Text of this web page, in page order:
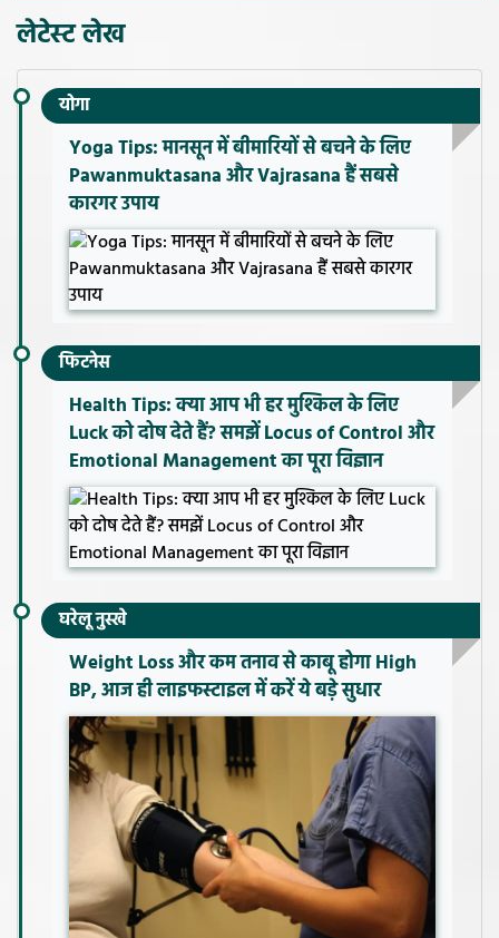
लेटेस्ट लेख
योगा
Yoga Tips: मानसून में बीमारियों से बचने के लिए
Pawanmuktasana और Vajrasana हैं सबसे
कारगर उपाय
फिटनेस
Health Tips: क्या आप भी हर मुश्किल के लिए
Luck को दोष देते हैं? समझें Locus of Control और
Emotional Management का पूरा विज्ञान
घरेलू नुस्खे
Weight Loss और कम तनाव से काबू होगा High
BP, आज ही लाइफस्टाइल में करें ये बड़े सुधार